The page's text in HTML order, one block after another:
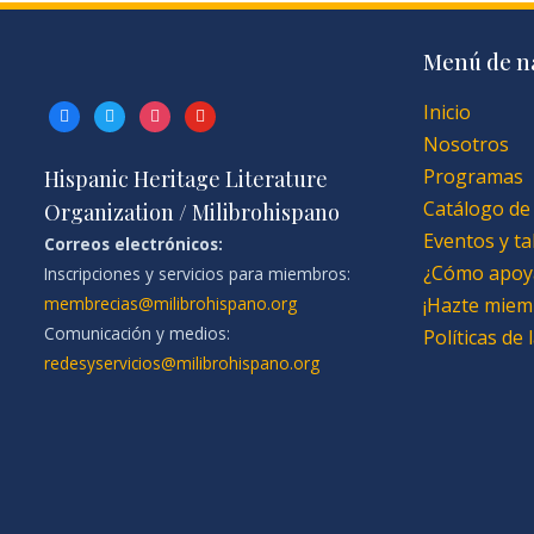
facebooktwitterinstagramyoutube
Hispanic Heritage Literature
Organization / Milibrohispano
Correos electrónicos:
Inscripciones y servicios para miembros:
membrecias@milibrohispano.org
Comunicación y medios:
redesyservicios@milibrohispano.org
Menú de
Inicio
Nosotros
Programas
Catálogo
Eventos y
¿Cómo
¡Hazte
Políticas de